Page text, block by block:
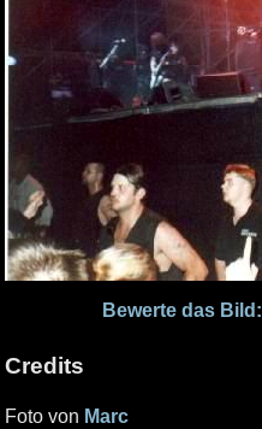
Bewerte das Bild:
Credits
Foto von Marc